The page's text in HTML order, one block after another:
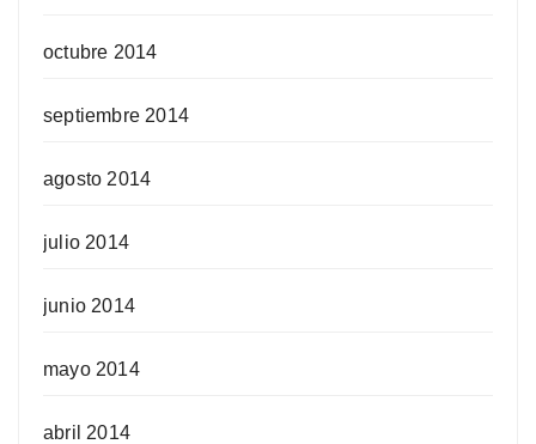
octubre 2014
septiembre 2014
agosto 2014
julio 2014
junio 2014
mayo 2014
abril 2014